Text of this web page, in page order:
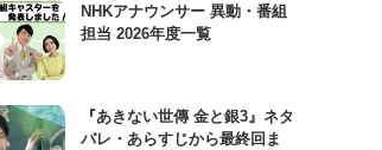
NHKアナウンサー 異動・番組
担当 2026年度一覧
『あきない世傳 金と銀3』ネタ
バレ・あらすじから最終回ま